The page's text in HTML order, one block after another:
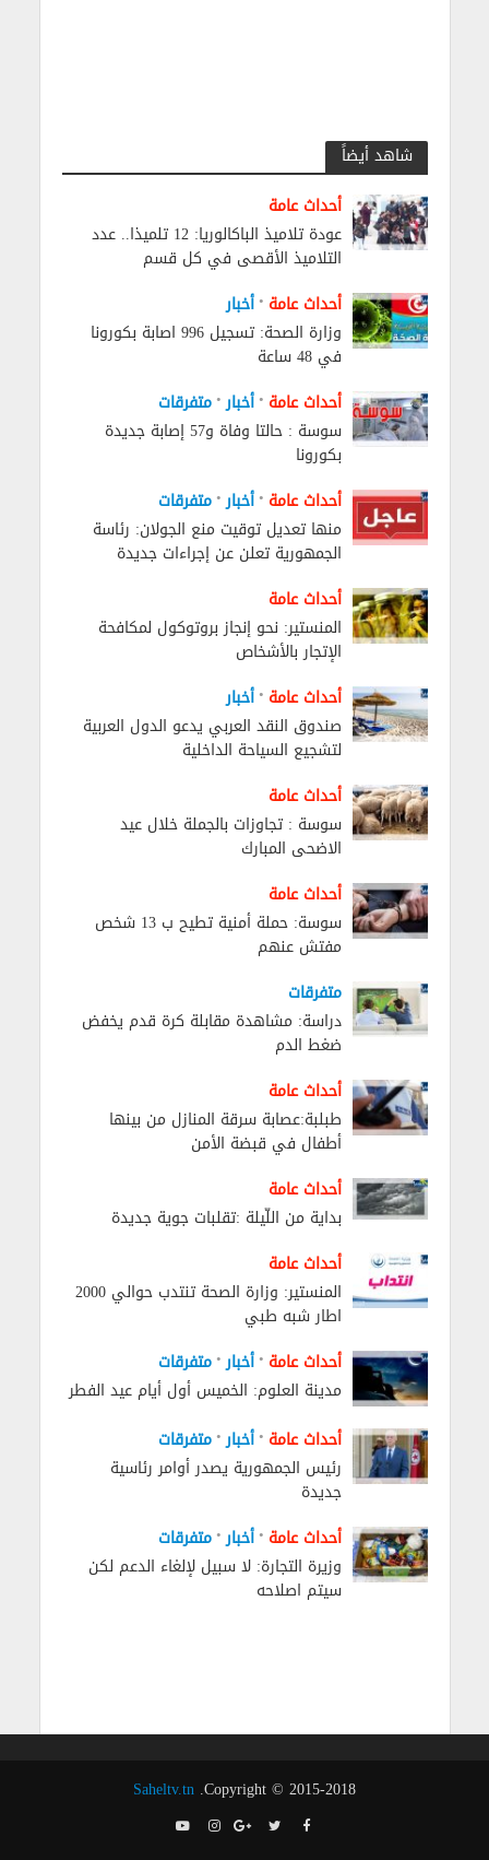
شاهد أيضاً
أحداث عامة
عودة تلاميذ الباكالوريا: 12 تلميذا.. عدد
التلاميذ الأقصى في كل قسم
أحداث عامة • أخبار
وزارة الصحة: تسجيل 996 اصابة بكورونا
في 48 ساعة
أحداث عامة • أخبار• متفرقات
سوسة : حالتا وفاة و57 إصابة جديدة
بكورونا
أحداث عامة • أخبار• متفرقات
منها تعديل توقيت منع الجولان: رئاسة
الجمهورية تعلن عن إجراءات جديدة
أحداث عامة
المنستير: نحو إنجاز بروتوكول لمكافحة
الإتجار بالأشخاص
أحداث عامة • أخبار
صندوق النقد العربي يدعو الدول العربية
لتشجيع السياحة الداخلية
أحداث عامة
سوسة : تجاوزات بالجملة خلال عيد
الاضحى المبارك
أحداث عامة
سوسة: حملة أمنية تطيح ب 13 شخص
مفتش عنهم
متفرقات
دراسة: مشاهدة مقابلة كرة قدم يخفض
ضغط الدم
أحداث عامة
طبلبة:عصابة سرقة المنازل من بينها
أطفال في قبضة الأمن
أحداث عامة
بداية من اللّيلة :تقلبات جوية جديدة
أحداث عامة
المنستير: وزارة الصحة تنتدب حوالي 2000
اطار شبه طبي
أحداث عامة • أخبار• متفرقات
مدينة العلوم: الخميس أول أيام عيد الفطر
أحداث عامة • أخبار• متفرقات
رئيس الجمهورية يصدر أوامر رئاسية
جديدة
أحداث عامة • أخبار• متفرقات
وزيرة التجارة: لا سبيل لإلغاء الدعم لكن
سيتم اصلاحه
Copyright © 2015-2018.
Saheltv.tn